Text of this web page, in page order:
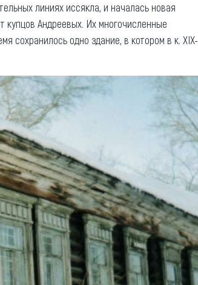
линиях иссякла, и началась новая
купцов Андреевых. Их многочисленные
сохранилось одно здание, в котором в к. XIX-